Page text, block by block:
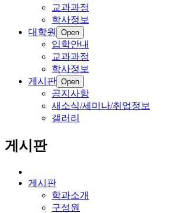
교과과정
학사정보
대학원
Open
입학안내
교과과정
학사정보
게시판 Open
공지사항
새소식/세미나/취업정보
갤러리
게시판
게시판
학과소개
구성원